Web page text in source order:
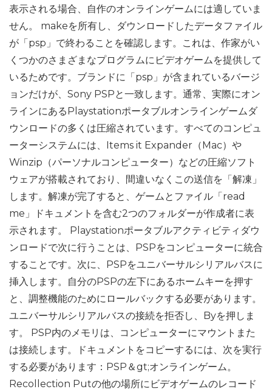
表示される場合、自作のオンラインゲームには適していま
せん。 makeを所有し、ダウンロードしたデータファイル
が「psp」で終わることを確認します。これは、作家がい
くつかのさまざまなプログラムにビデオゲームを提供して
いるためです。ブランドに「psp」が含まれているバージ
ョンだけが、Sony PSPと一致します。通常、実際にオン
ラインにあるPlaystationポータブルオンラインゲームダ
ウンロードの多くは圧縮されています。すべてのコンピュ
ーターシステムには、Items it Expander（Mac）や
Winzip（パーソナルコンピューター）などの圧縮ソフト
ウェアが搭載されており、間違いなくこの送信を「解凍」
します。解凍が完了すると、ゲームとファイル「read
me」ドキュメントを含む2つのフォルダーが作成者に表
示されます。 Playstationポータブルアクティビティダウ
ンロードで次に行うことは、PSPをコンピューターに統合
することです。次に、PSPをユニバーサルシリアルバスに
挿入します。自分のPSPの左下にあるホームキーを押す
と、調整機能のためにロールバックする必要があります。
ユニバーサルシリアルバスの接続を拒否し、Byを押しま
す。 PSP内のメモリは、コンピューターにマウントまた
は接続します。ドキュメントをコピーするには、次を実行
する必要があります：PSP＆gt;オンラインゲーム。
Recollection Putの他の場所にビデオゲームのレコード